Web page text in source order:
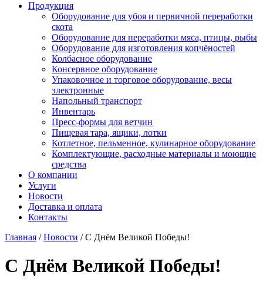
Продукция
Оборудование для убоя и первичной переработки
скота
Оборудование для переработки мяса, птицы, рыбы
Оборудование для изготовления копчёностей
Колбасное оборудование
Консервное оборудование
Упаковочное и торговое оборудование, весы
электронные
Напольный транспорт
Инвентарь
Пресс-формы для ветчин
Пищевая тара, ящики, лотки
Котлетное, пельменное, кулинарное оборудование
Комплектующие, расходные материалы и моющие
средства
О компании
Услуги
Новости
Доставка и оплата
Контакты
Главная /Новости /С Днём Великой Победы!
С Днём Великой Победы!